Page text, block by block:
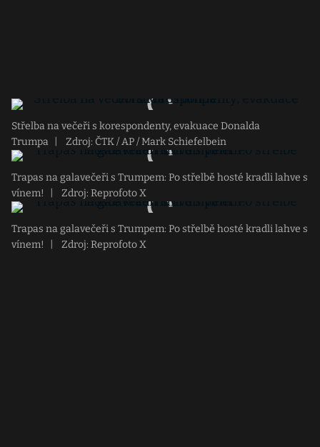
Střelba na večeři s korespondenty, evakuace Donalda
Trumpa
Zdroj: ČTK / AP / Mark Schiefelbein
Trapas na galavečeři s Trumpem: Po střelbě hosté kradli lahve s
vínem!
Zdroj: Reprofoto X
Trapas na galavečeři s Trumpem: Po střelbě hosté kradli lahve s
vínem!
Zdroj: Reprofoto X